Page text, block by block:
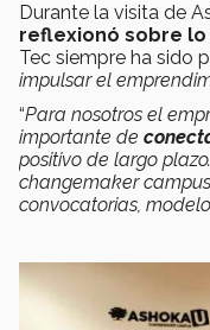
Durante la visita de
reflexionó sobre
Tec siempre ha sido
impulsar el
“Para nosotros el
importante de
positivo de largo
changemaker
convocatorias,